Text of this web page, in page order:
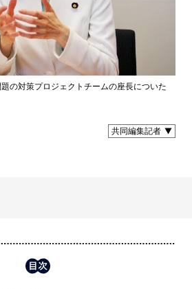
の対策プロジェクトチームの座長についた
共同編集記者